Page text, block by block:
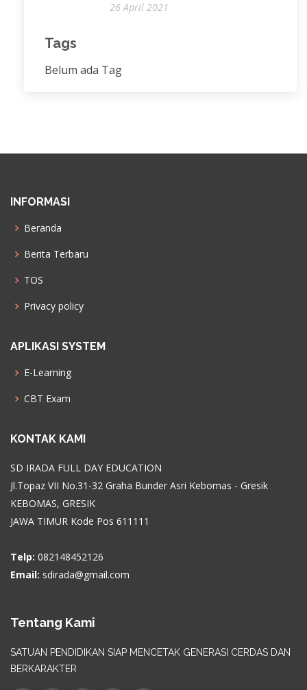
26 April 2021
Tags
Belum ada Tag
INFORMASI
Beranda
Berita Terbaru
TOS
Privacy policy
APLIKASI SYSTEM
E-Learning
CBT Exam
KONTAK KAMI
SD IRADA FULL DAY EDUCATION
Jl.Topaz VII No.31-32 Graha Bunder Asri Kebomas - Gresik
KEBOMAS, GRESIK
JAWA TIMUR Kode Pos 611111
Telp: 082148452126
Email: sdirada@gmail.com
Tentang Kami
SATUAN PENDIDIKAN SIAP MENCETAK GENERASI CERDAS DAN
BERKARAKTER